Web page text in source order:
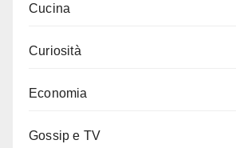
Cucina
Curiosità
Economia
Gossip e TV